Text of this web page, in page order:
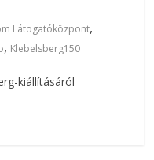
Látogatóközpont,
, Klebelsberg150
kiállításáról